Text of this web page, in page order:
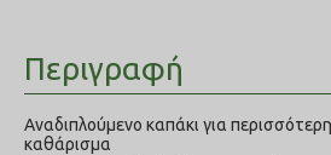
Περιγραφή
Αναδιπλούμενο καπάκι για
καθάρισμα